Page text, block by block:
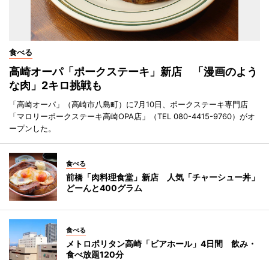
食べる
高崎オーパ「ポークステーキ」新店 「漫画のよう
な肉」2キロ挑戦も
「高崎オーパ」（高崎市八島町）に7月10日、ポークステーキ専門店
「マロリーポークステーキ高崎OPA店」（TEL 080-4415-9760）がオ
ープンした。
食べる
前橋「肉料理食堂」新店 人気「チャーシュー丼」
どーんと400グラム
食べる
メトロポリタン高崎「ビアホール」4日間 飲み・
食べ放題120分